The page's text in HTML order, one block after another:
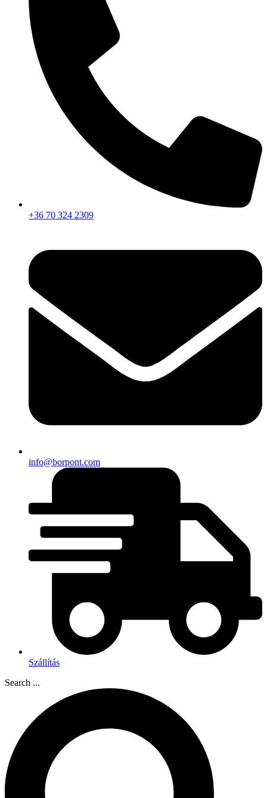
+36 70 324 2309
info@borpont.com
Szállítás
Search ...